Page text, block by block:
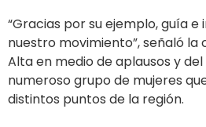
“Gracias por su ejemplo, guía
nuestro movimiento”, señaló
Alta en medio de aplausos y
numeroso grupo de mujeres
distintos puntos de la región.